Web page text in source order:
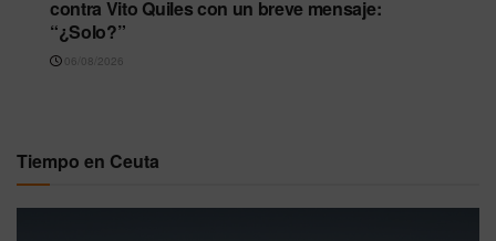
contra Vito Quiles con un breve mensaje:
“¿Solo?”
06/08/2026
Tiempo en Ceuta